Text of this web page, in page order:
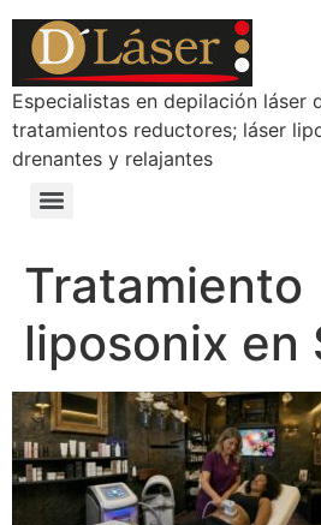
Especialistas en depilación láser
tratamientos reductores; láser
drenantes y relajantes
Tratamiento
liposonix en